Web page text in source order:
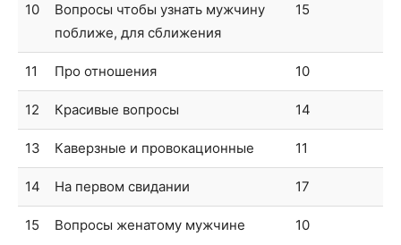
10
Вопросы чтобы узнать мужчину
поближе, для сближения
15
11 Про отношения 10
12 Красивые вопросы 14
13 Каверзные и провокационные 11
14 На первом свидании 17
15 Вопросы женатому мужчине 10